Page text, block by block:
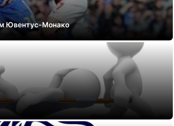
Ювентус-Монако